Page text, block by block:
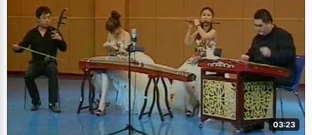
黑色痛苦一场风暴这样的字眼，头一次听姜君用幸福来描述高三生活。姜君
说，整个高中生活在忙忙碌碌中度过，有一个明确的高考目标，有一个自己
心爱的学校为奋斗目标，感觉学习起来充满了干劲和力量，那种为自己梦想
奋斗的感觉很幸福。 姜君喜欢散步，心情不好的时候就喜欢到处走走，
不管是校园，还是垂满麦穗的稻田，只要是接近大自然的地方，都能给她一
种安详平和的感觉。周末的时候，姜君最喜欢做的事情就是和好朋友一起去
爬山。爬到山顶的时候，那种一览众山小的感觉很舒服，所有压力和烦恼都
随着汗水挥发散尽了。 选清华，做自己想做的事情 姜君说爸爸有一个很
深很深的清华情节，从小就给姜君灌输清华的见闻，耳渎目染的，姜君也渐
渐喜欢上了这个有着优秀文化传统的学校。来到清华之后，姜君切身感觉到
这就是一个学习的圣地，校园很大，很美，大家都很勤奋，有着浓郁的学习
氛围。 建筑，是个充满了无限自由和想象空间的学科，姜君说想借用建
03:23